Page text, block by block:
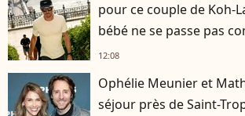
pour ce couple de Koh-
bébé ne se passe pas
12:08
Ophélie Meunier et
séjour près de Saint-